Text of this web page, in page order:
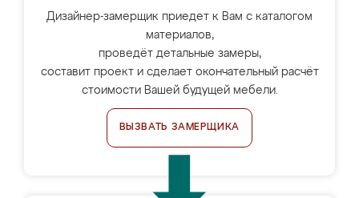
Дизайнер-замерщик приедет к Вам с каталогом
материалов,
проведёт детальные замеры,
составит проект и сделает окончательный расчёт
стоимости Вашей будущей мебели.
ВЫЗВАТЬ ЗАМЕРЩИКА